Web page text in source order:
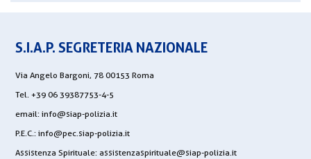
S.I.A.P. SEGRETERIA NAZIONALE
Via Angelo Bargoni, 78 00153 Roma
Tel. +39 06 39387753-4-5
email: info@siap-polizia.it
P.E.C.: info@pec.siap-polizia.it
Assistenza Spirituale: assistenzaspirituale@siap-polizia.it